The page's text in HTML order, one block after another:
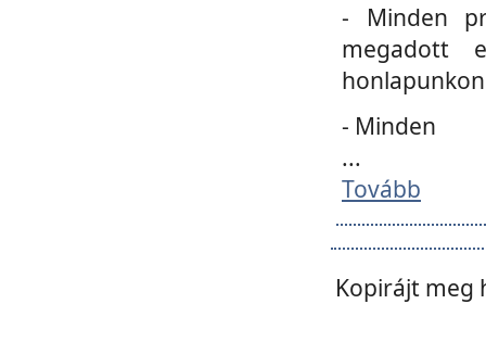
- Minden
megadott
- Minden
...
Tovább
Kopirájt meg